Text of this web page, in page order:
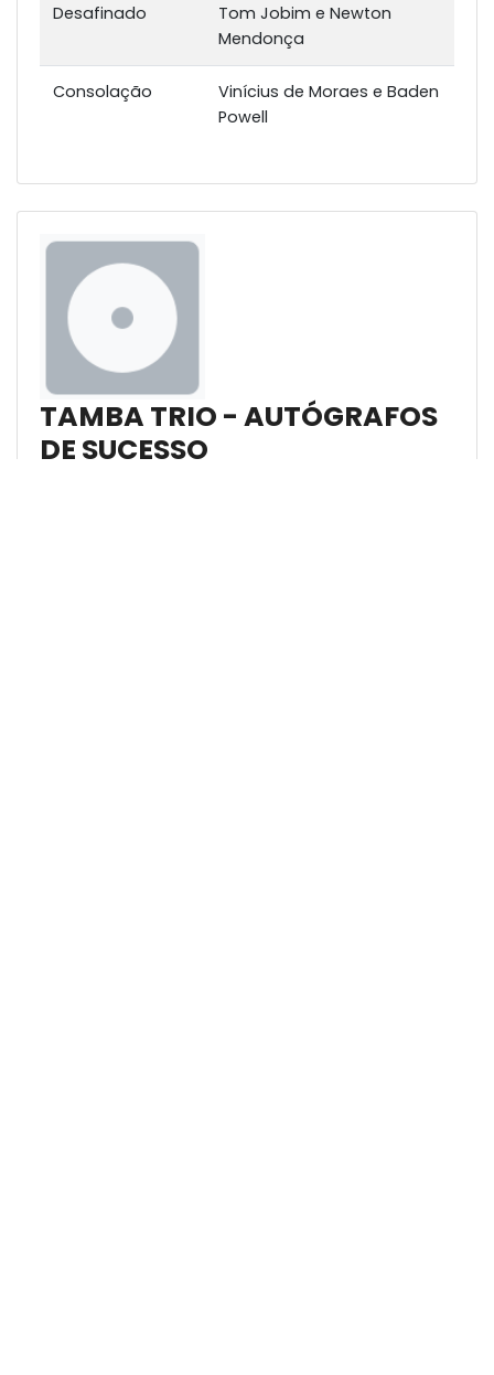
Desafinado
Tom Jobim e Newton
Mendonça
Consolação
Vinícius de Moraes e Baden
Powell
TAMBA TRIO - AUTÓGRAFOS
DE SUCESSO